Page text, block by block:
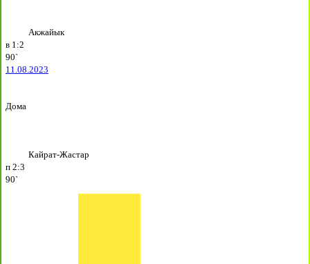
Акжайык
в 1:2
90`
11.08.2023
Дома
Кайрат-Жастар
п 2:3
90`